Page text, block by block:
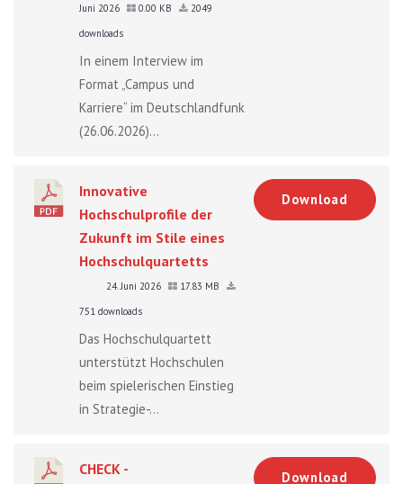
Juni 2026
0.00 KB
2049
downloads
In einem Interview im
Format „Campus und
Karriere“ im Deutschlandfunk
(26.06.2026)...
Innovative
Hochschulprofile der
Zukunft im Stile eines
Hochschulquartetts
24. Juni 2026
17.83 MB
751 downloads
Das Hochschulquartett
unterstützt Hochschulen
beim spielerischen Einstieg
in Strategie-...
Download
CHECK -
Download